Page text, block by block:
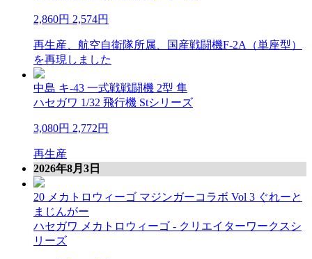
2,860円 2,574円
再生産、航空自衛隊所属、国産戦闘機F-2A（単座型）
を再現しました
中島 キ-43 一式戦戦闘機 2型 隼
ハセガワ 1/32 飛行機 Stシリーズ
3,080円 2,772円
再生産
2026年8月3日
20 メカトロウィーゴ マジンガーコラボ Vol 3 ぐれーと
まじんがー
ハセガワ メカトロウィーゴ - クリエイターワークスシ
リーズ